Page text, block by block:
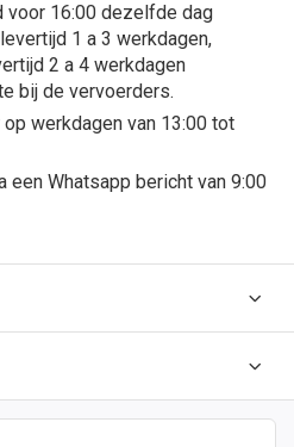
voor 16:00 dezelfde dag
1 a 3 werkdagen,
2 a 4 werkdagen
bij de vervoerders.
werkdagen van 13:00 tot
een Whatsapp bericht van 9:00